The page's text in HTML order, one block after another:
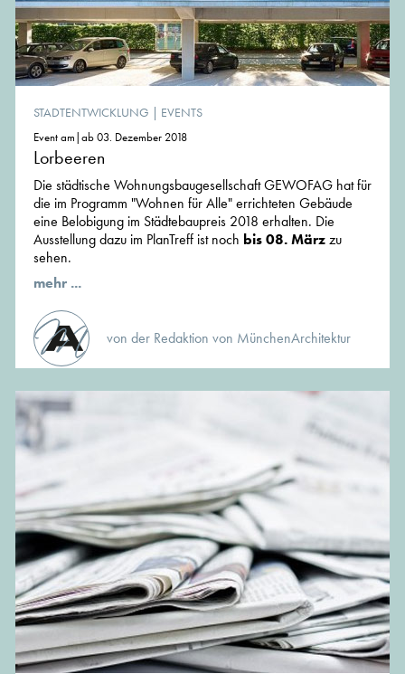
STADTENTWICKLUNG | EVENTS
Event am|ab 03. Dezember 2018
Lorbeeren
Die städtische Wohnungsbaugesellschaft GEWOFAG hat für
die im Programm "Wohnen für Alle" errichteten Gebäude
eine Belobigung im Städtebaupreis 2018 erhalten. Die
Ausstellung dazu im PlanTreff ist noch bis 08. Märzzu
sehen.
mehr ...
von der Redaktion von MünchenArchitektur